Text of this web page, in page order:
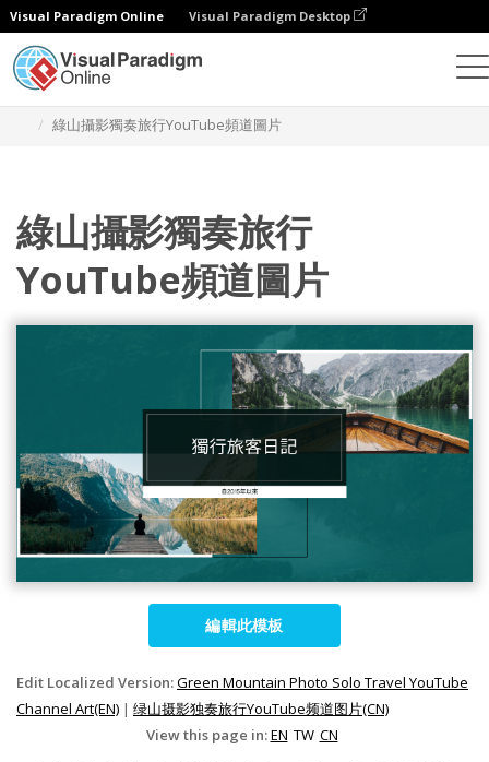
Visual Paradigm Online Visual Paradigm Desktop
綠山攝影獨奏旅行YouTube頻道圖片
綠山攝影獨奏旅行
YouTube頻道圖片
編輯此模板
Edit Localized Version:Green Mountain Photo Solo Travel YouTube
Channel Art(EN) | 绿山摄影独奏旅行YouTube频道图片(CN)
View this page in:EN TW CN